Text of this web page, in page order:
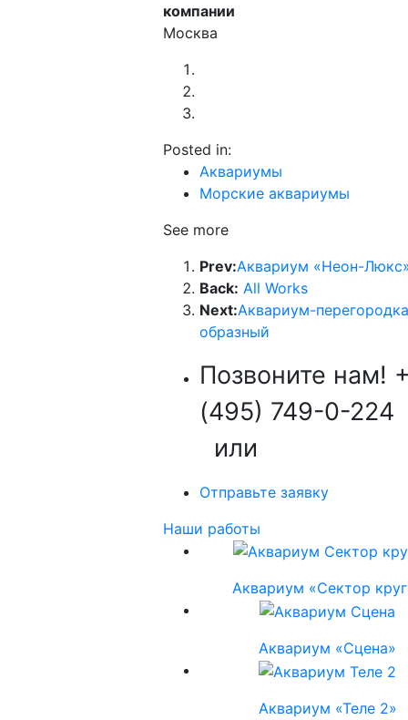
компании
Москва
Posted in:
Аквариумы
Морские аквариумы
See more
Prev:Аквариум «Неон-
Back: All Works
Next:Аквариум-
образный
Позвоните нам!
(495) 749-0-224
или
Отправьте заявку
Наши работы
Аквариум «Сектор
Аквариум «Сцена»
Аквариум «Теле 2»